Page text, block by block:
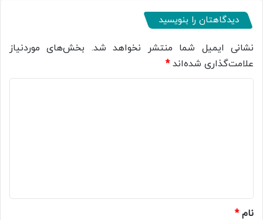
دیدگاهتان را بنویسید
نشانی ایمیل شما منتشر نخواهد شد. بخش‌های موردنیاز
علامت‌گذاری شده‌اند*
نام*